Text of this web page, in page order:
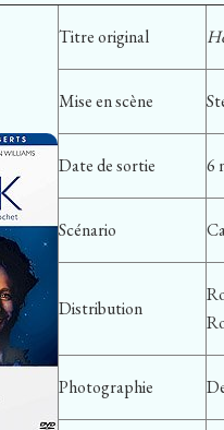
Titre original
Mise en scène
Date de sortie 6
Scénario
Distribution
Photographie